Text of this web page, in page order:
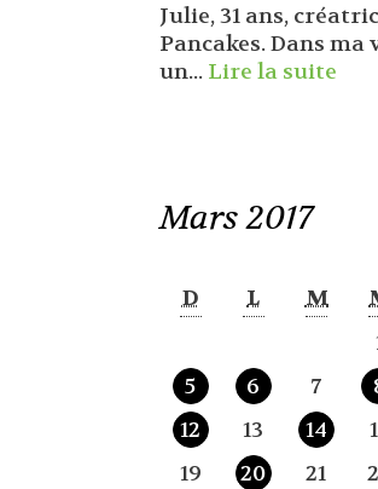
Julie, 31 ans,
Pancakes. Dans ma
un... Lire la suite
Mars 2017
D L M
5
6 7
12
13 14
19
20 21